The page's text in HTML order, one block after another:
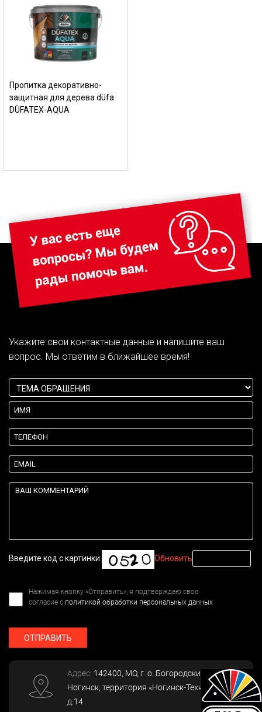
Пропитка декоративно-
защитная для дерева düfa
DÜFATEX-AQUA
Укажите свои контактные данные и напишите ваш
вопрос. Мы ответим в ближайшее время!
Введите код с картинки: Обновить
Нажимая кнопку «Отправить», я подтверждаю свое
согласие с политикой обработки персональных данных
ОТПРАВИТЬ
Адрес: 142400, МО, г. о. Богородский, г.
Ногинск, территория «Ногинск-Технопарк»,
д.14